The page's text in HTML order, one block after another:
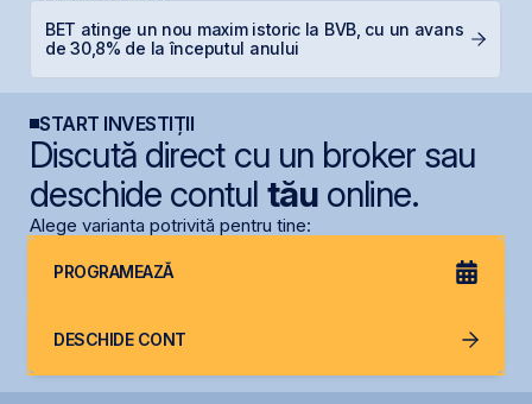
BET atinge un nou maxim istoric la BVB, cu un avans
de 30,8% de la începutul anului
START INVESTIȚII
Discută direct cu un broker sau
deschide contul tăuonline.
Alege varianta potrivită pentru tine:
PROGRAMEAZĂ
DESCHIDE CONT